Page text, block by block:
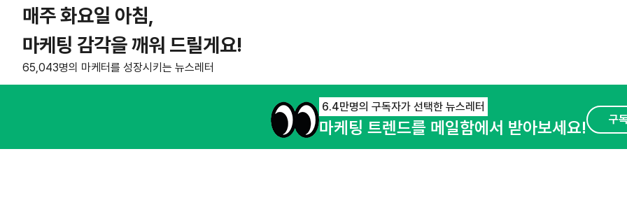
매주 화요일 아침,
마케팅 감각을 깨워 드릴게요!
65,043명의 마케터를 성장시키는 뉴스레터
NHN AD 오픈애즈란 공지사항 제휴문의
6.4만명의 구독자가 선택한 뉴스레터
마케팅 트렌드를 메일함에서 받아보세요! 구